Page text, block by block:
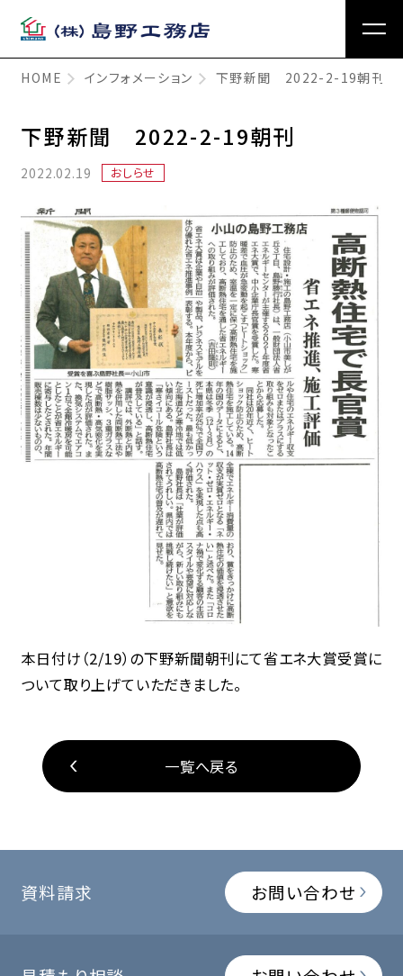
HOME インフォメーション 下野新聞 2022-2-19朝刊
下野新聞 2022-2-19朝刊
2022.02.19 おしらせ
本日付け（2/19）の下野新聞朝刊にて省エネ大賞受賞に
ついて取り上げていただきました。
一覧へ戻る
資料請求 お問い合わせ